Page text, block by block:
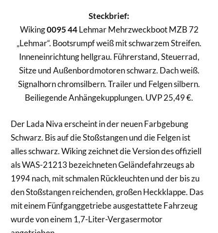
Steckbrief:
Wiking0095 44Lehmar Mehrzweckboot MZB 72
„Lehmar“. Bootsrumpf weiß mit schwarzem Streifen.
Inneneinrichtung hellgrau. Führerstand, Steuerrad,
Sitze und Außenbordmotoren schwarz. Dach weiß.
Signalhorn chromsilbern. Trailer und Felgen silbern.
Beiliegende Anhängekupplungen. UVP 25,49 €.
Der Lada Niva erscheint in der neuen Farbgebung
Schwarz. Bis auf die Stoßstangen und die Felgen ist
alles schwarz. Wiking zeichnet die Version des offiziell
als WAS-21213 bezeichneten Geländefahrzeugs ab
1994 nach, mit schmalen Rückleuchten und der bis zu
den Stoßstangen reichenden, großen Heckklappe. Das
mit einem Fünfganggetriebe ausgestattete Fahrzeug
wurde von einem 1,7-Liter-Vergasermotor